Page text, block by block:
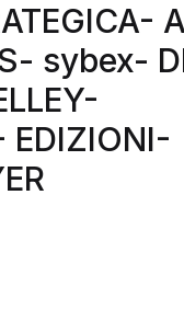
sybex-
EDIZIONI-